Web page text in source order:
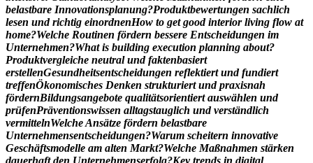
belastbare Innovationsplanung?Produktbewertungen sachlich
lesen und richtig einordnenHow to get good interior living flow at
home?Welche Routinen fördern bessere Entscheidungen im
Unternehmen?What is building execution planning about?
Produktvergleiche neutral und faktenbasiert
erstellenGesundheitsentscheidungen reflektiert und fundiert
treffenÖkonomisches Denken strukturiert und praxisnah
fördernBildungsangebote qualitätsorientiert auswählen und
prüfenPräventionswissen alltagstauglich und verständlich
vermittelnWelcheAnsätze fördern belastbare
Unternehmensentscheidungen?Warum scheitern innovative
Geschäftsmodelle am alten Markt?Welche Maßnahmen stärken
dauerhaft den Unternehmenserfolg?Key trends in digital